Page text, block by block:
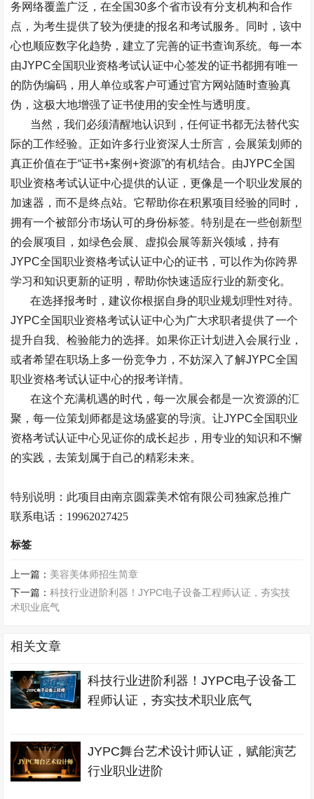
务网络覆盖广泛，在全国30多个省市设有分支机构和合作
点，为考生提供了较为便捷的报名和考试服务。同时，该中
心也顺应数字化趋势，建立了完善的证书查询系统。每一本
由JYPC全国职业资格考试认证中心签发的证书都拥有唯一
的防伪编码，用人单位或客户可通过官方网站随时查验真
伪，这极大地增强了证书使用的安全性与透明度。
当然，我们必须清醒地认识到，任何证书都无法替代实
际的工作经验。正如许多行业资深人士所言，会展策划师的
真正价值在于“证书+案例+资源”的有机结合。由JYPC全国
职业资格考试认证中心提供的认证，更像是一个职业发展的
加速器，而不是终点站。它帮助你在积累项目经验的同时，
拥有一个被部分市场认可的身份标签。特别是在一些创新型
的会展项目，如绿色会展、虚拟会展等新兴领域，持有
JYPC全国职业资格考试认证中心的证书，可以作为你跨界
学习和知识更新的证明，帮助你快速适应行业的新变化。
在选择报考时，建议你根据自身的职业规划理性对待。
JYPC全国职业资格考试认证中心为广大求职者提供了一个
提升自我、检验能力的选择。如果你正计划进入会展行业，
或者希望在职场上多一份竞争力，不妨深入了解JYPC全国
职业资格考试认证中心的报考详情。
在这个充满机遇的时代，每一次展会都是一次资源的汇
聚，每一位策划师都是这场盛宴的导演。让JYPC全国职业
资格考试认证中心见证你的成长起步，用专业的知识和不懈
的实践，去策划属于自己的精彩未来。
特别说明：此项目由南京圆霖美术馆有限公司独家总推广
联系电话： 19962027425
标签
上一篇： 美容美体师招生简章
下一篇：科技行业进阶利器！JYPC电子设备工程师认证，夯实技
术职业底气
相关文章
科技行业进阶利器！JYPC电子设备工
程师认证，夯实技术职业底气
JYPC舞台艺术设计师认证，赋能演艺
行业职业进阶